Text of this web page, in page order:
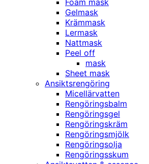
Foam mask
Gelmask
Krämmask
Lermask
Nattmask
Peel off
mask
Sheet mask
Ansiktsrengöring
Micellärvatten
Rengöringsbalm
Rengöringsgel
Rengöringskräm
Rengöringsmjölk
Rengöringsolja
Rengöringsskum